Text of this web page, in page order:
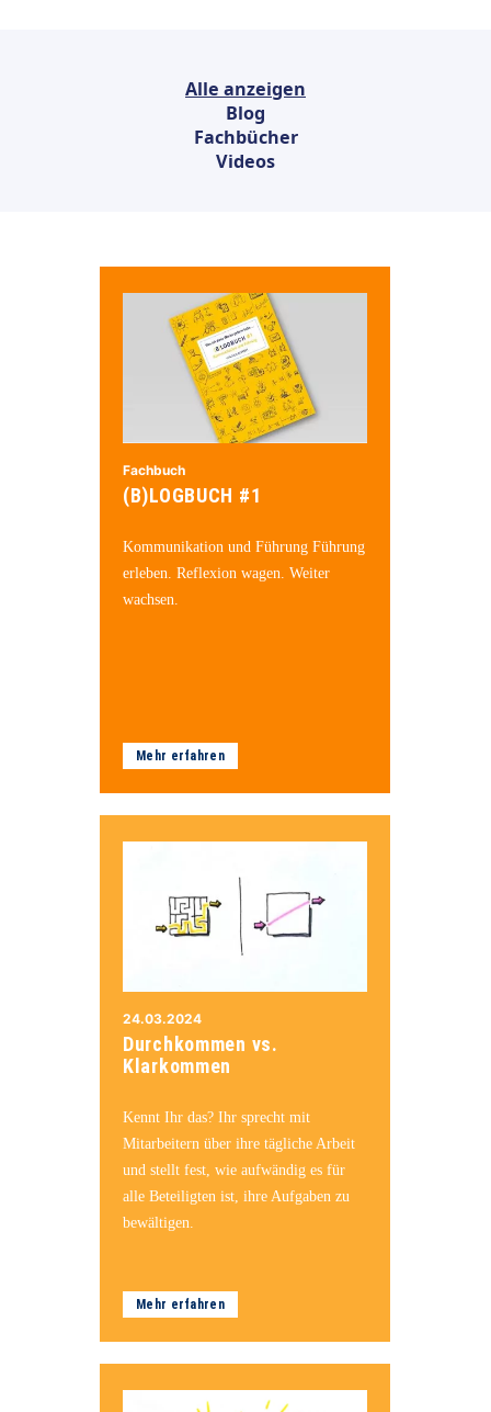
Alle anzeigen
Blog
Fachbücher
Videos
Fachbuch
(B)LOGBUCH #1
Kommunikation und Führung Führung
erleben. Reflexion wagen. Weiter
wachsen.
Mehr erfahren
24.03.2024
Durchkommen vs.
Klarkommen
Kennt Ihr das? Ihr sprecht mit
Mitarbeitern über ihre tägliche Arbeit
und stellt fest, wie aufwändig es für
alle Beteiligten ist, ihre Aufgaben zu
bewältigen.
Mehr erfahren